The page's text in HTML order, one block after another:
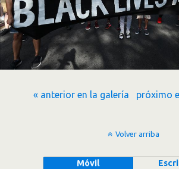
« anterior en la galería próximo
Volver arriba
Móvil